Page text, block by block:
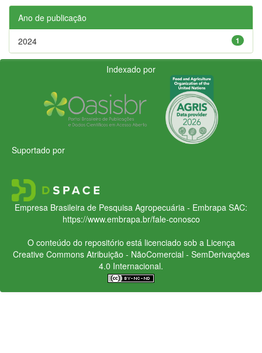
Ano de publicação
1
2024
Indexado por
Suportado por
Empresa Brasileira de Pesquisa Agropecuária - Embrapa SAC:
https://www.embrapa.br/fale-conosco
O conteúdo do repositório está licenciado sob a Licença
Creative CommonsAtribuição - NãoComercial - SemDerivações
4.0 Internacional.